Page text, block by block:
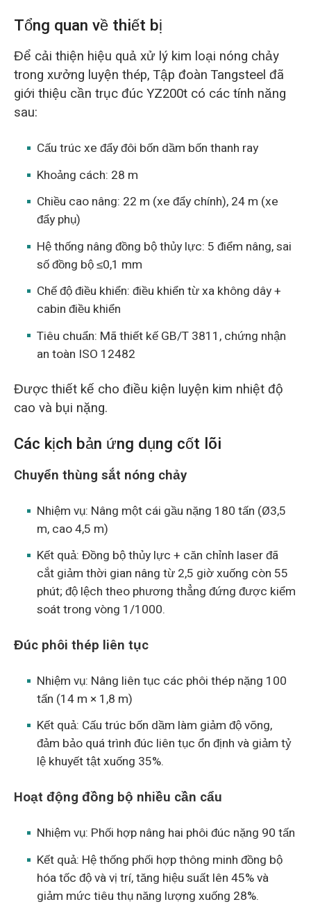
Tổng quan về thiết bị
Để cải thiện hiệu quả xử lý kim loại nóng chảy
trong xưởng luyện thép, Tập đoàn Tangsteel đã
giới thiệu cần trục đúc YZ200t có các tính năng
sau:
Cấu trúc xe đẩy đôi bốn dầm bốn thanh ray
Khoảng cách: 28 m
Chiều cao nâng: 22 m (xe đẩy chính), 24 m (xe
đẩy phụ)
Hệ thống nâng đồng bộ thủy lực: 5 điểm nâng, sai
số đồng bộ ≤0,1 mm
Chế độ điều khiển: điều khiển từ xa không dây +
cabin điều khiển
Tiêu chuẩn: Mã thiết kế GB/T 3811, chứng nhận
an toàn ISO 12482
Được thiết kế cho điều kiện luyện kim nhiệt độ
cao và bụi nặng.
Các kịch bản ứng dụng cốt lõi
Chuyển thùng sắt nóng chảy
Nhiệm vụ: Nâng một cái gầu nặng 180 tấn (Ø3,5
m, cao 4,5 m)
Kết quả: Đồng bộ thủy lực + căn chỉnh laser đã
cắt giảm thời gian nâng từ 2,5 giờ xuống còn 55
phút; độ lệch theo phương thẳng đứng được kiểm
soát trong vòng 1/1000.
Đúc phôi thép liên tục
Nhiệm vụ: Nâng liên tục các phôi thép nặng 100
tấn (14 m × 1,8 m)
Kết quả: Cấu trúc bốn dầm làm giảm độ võng,
đảm bảo quá trình đúc liên tục ổn định và giảm tỷ
lệ khuyết tật xuống 35%.
Hoạt động đồng bộ nhiều cần cẩu
Nhiệm vụ: Phối hợp nâng hai phôi đúc nặng 90 tấn
Kết quả: Hệ thống phối hợp thông minh đồng bộ
hóa tốc độ và vị trí, tăng hiệu suất lên 45% và
giảm mức tiêu thụ năng lượng xuống 28%.